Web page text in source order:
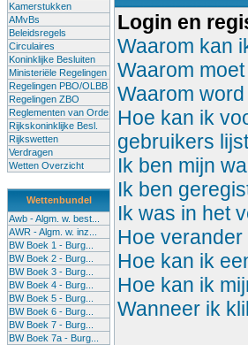
Kamerstukken
AMvBs
Beleidsregels
Circulaires
Koninklijke Besluiten
Ministeriële Regelingen
Regelingen PBO/OLBB
Regelingen ZBO
Reglementen van Orde
Rijkskoninklijke Besl.
Rijkswetten
Verdragen
Wetten Overzicht
Wettenbundel
Awb - Algm. w. best...
AWR - Algm. w. inz...
BW Boek 1 - Burg...
BW Boek 2 - Burg...
BW Boek 3 - Burg...
BW Boek 4 - Burg...
BW Boek 5 - Burg...
BW Boek 6 - Burg...
BW Boek 7 - Burg...
BW Boek 7a - Burg...
Login en
Waarom kan
Waarom
Waarom
Hoe kan ik
gebruikers
Ik ben mijn
Ik ben
Ik was in het
Hoe
Hoe kan ik
Hoe kan ik
Wanneer ik